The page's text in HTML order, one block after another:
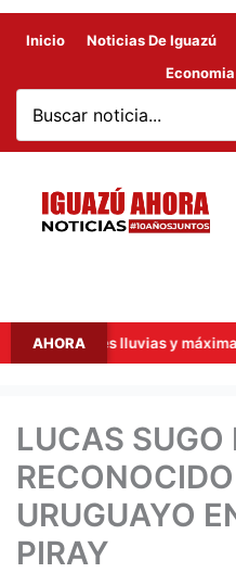
Inicio Noticias De Iguazú
Economia
AHORAlluvias y máximas de
LUCAS SUGO
URUGUAYO
PIRAY